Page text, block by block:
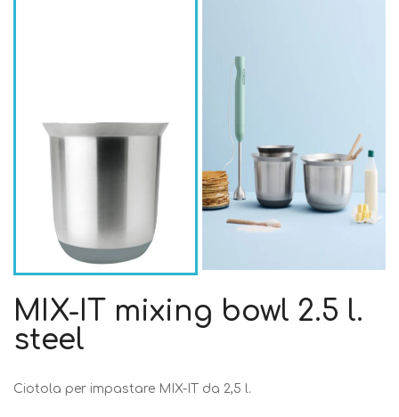
MIX-IT mixing bowl 2.5 l.
steel
Ciotola per impastare MIX-IT da 2,5 l.